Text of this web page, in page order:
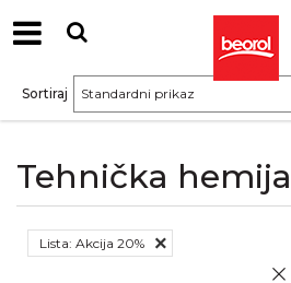
Tehnička hemija
Sortiraj
Lista: Akcija 20%